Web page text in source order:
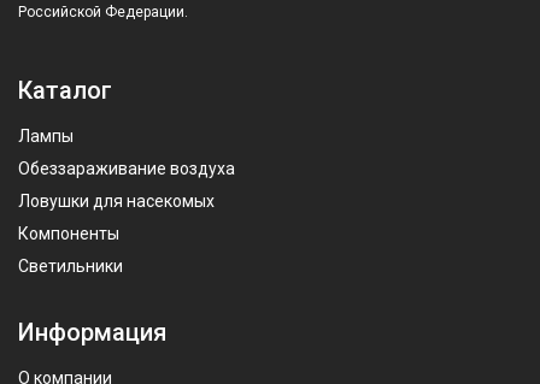
Российской Федерации.
Каталог
Лампы
Обеззараживание воздуха
Ловушки для насекомых
Компоненты
Светильники
Информация
О компании